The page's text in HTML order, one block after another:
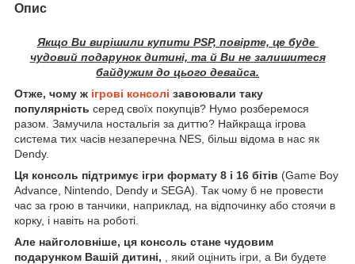
Опис
Якщо Ви вирішили купити PSP, повірте, це буде
чудовий подарунок дитині, та й Ви не залишитеся
байдужим до цього девайса.
Отже, чому ж ігрові консолі завоювали таку
популярність серед своїх покупців? Нумо розберемося
разом. Замучила ностальгія за диттю? Найкраща ігрова
система тих часів незаперечна NES, більш відома в нас як
Dendy.
Ця консоль підтримує ігри формату 8 і 16 бітів (Game Boy
Advance, Nintendo, Dendy и SEGA). Так чому б не провести
час за грою в танчики, наприклад, на відпочинку або стоячи в
корку, і навіть на роботі.
Але найголовніше, ця консоль стане чудовим
подарунком Вашій дитині, , який оцінить ігри, а Ви будете